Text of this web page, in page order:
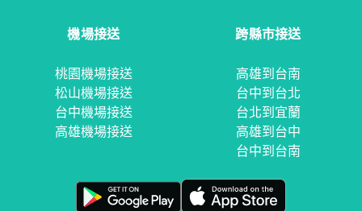
機場接送
桃園機場接送
松山機場接送
台中機場接送
高雄機場接送
跨縣市接送
高雄到台南
台中到台北
台北到宜蘭
高雄到台中
台中到台南